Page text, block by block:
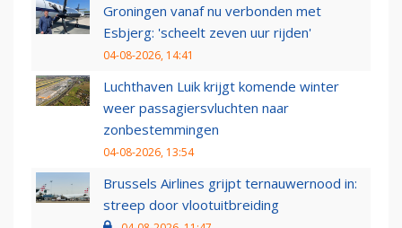
Groningen vanaf nu verbonden met
Esbjerg: 'scheelt zeven uur rijden'
04-08-2026, 14:41
Luchthaven Luik krijgt komende winter
weer passagiersvluchten naar
zonbestemmingen
04-08-2026, 13:54
Brussels Airlines grijpt ternauwernood in:
streep door vlootuitbreiding